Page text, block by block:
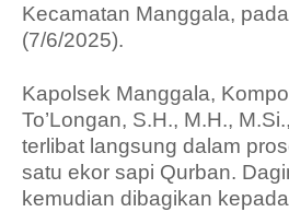
Kecamatan Manggala,
(7/6/2025).
Kapolsek Manggala,
To’Longan, S.H., M.H.,
terlibat langsung dalam
satu ekor sapi Qurban.
kemudian dibagikan